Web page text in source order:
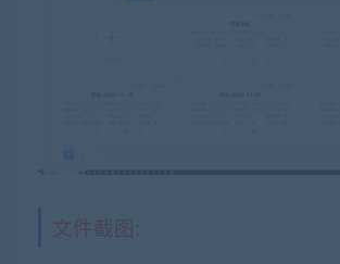
文件截图: